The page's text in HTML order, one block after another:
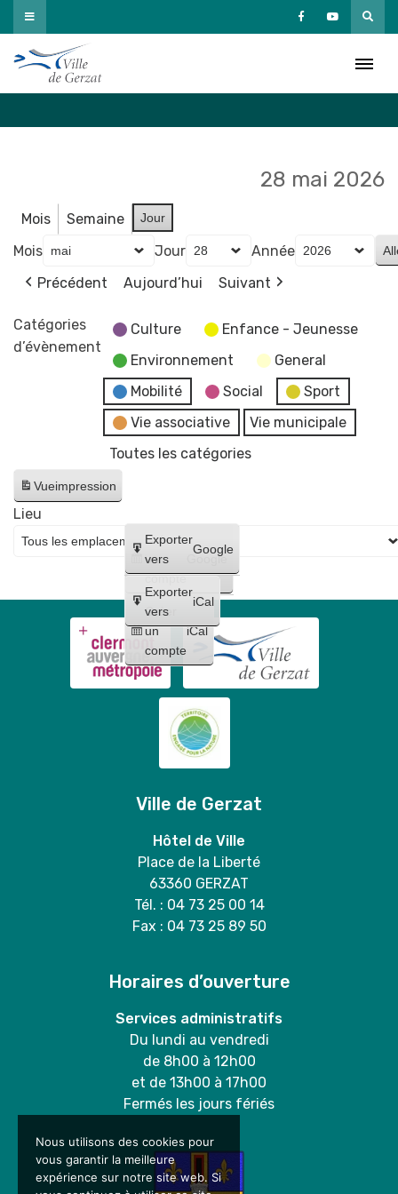
Passer
au
contenu
28 mai 2026
Mois Semaine Jour
Mois Jour
Année
Précédent
Aujourd’hui Suivant
Catégories
d’évènement
Culture
Enfance - Jeunesse
Environnement
General
Mobilité
Social
Sport
Vie associative
Vie municipale
Toutes les catégories
Vueimpression
Créer
un
compte
Google
Créer
un
compte
iCal
Exporter
vers
Google
Exporter
vers
iCal
Lieu
Ville de Gerzat
Hôtel de Ville
Place de la Liberté
63360 GERZAT
Tél. : 04 73 25 00 14
Fax : 04 73 25 89 50
Horaires d’ouverture
Services administratifs
Du lundi au vendredi
de 8h00 à 12h00
et de 13h00 à 17h00
Fermés les jours fériés
Nous utilisons des cookies pour
vous garantir la meilleure
expérience sur notre site web. Si